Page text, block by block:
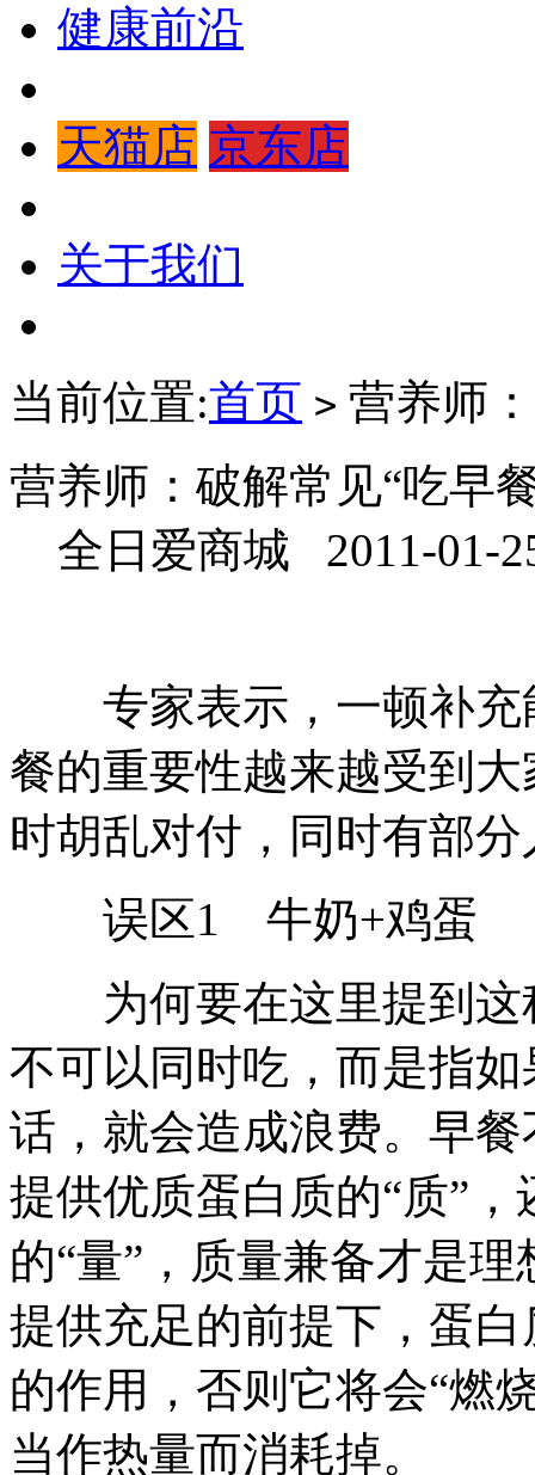
健康前沿
天猫店 京东店
关于我们
当前位置:首页 > 营养师
营养师：破解常见“吃早
全日爱商城 2011-01-
专家表示，一顿补充
餐的重要性越来越受到
时胡乱对付，同时有部
误区1 牛奶+鸡蛋
为何要在这里提到这
不可以同时吃，而是指
话，就会造成浪费。早
提供优质蛋白质的“质”
的“量”，质量兼备才是
提供充足的前提下，蛋
的作用，否则它将会“燃
当作热量而消耗掉。